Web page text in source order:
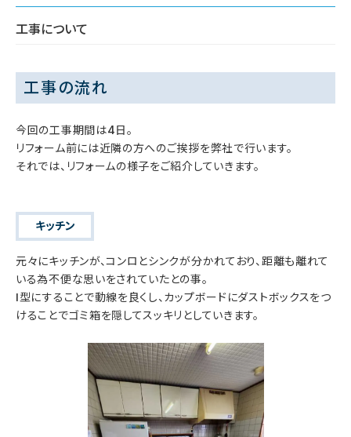
工事について
工事の流れ
今回の工事期間は4日。
リフォーム前には近隣の方へのご挨拶を弊社で行います。
それでは、リフォームの様子をご紹介していきます。
キッチン
元々にキッチンが、コンロとシンクが分かれており、距離も離れて
いる為不便な思いをされていたとの事。
I型にすることで動線を良くし、カップボードにダストボックスをつ
けることでゴミ箱を隠してスッキリとしていきます。